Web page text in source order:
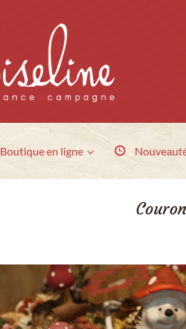
Boutique en ligne